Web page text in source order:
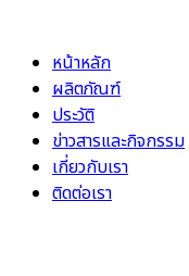
contentหน้าหลัก
ผลิตภัณฑ์
ประวัติ
ข่าวสารและกิจกรรม
เกี่ยวกับเรา
ติดต่อเรา